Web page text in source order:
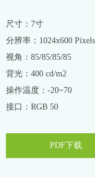
尺寸：7寸
分辨率：1024x600 Pixels
视角：85/85/85/85
背光：400 cd/m2
操作温度：-20~70
接口：RGB 50
PDF下载